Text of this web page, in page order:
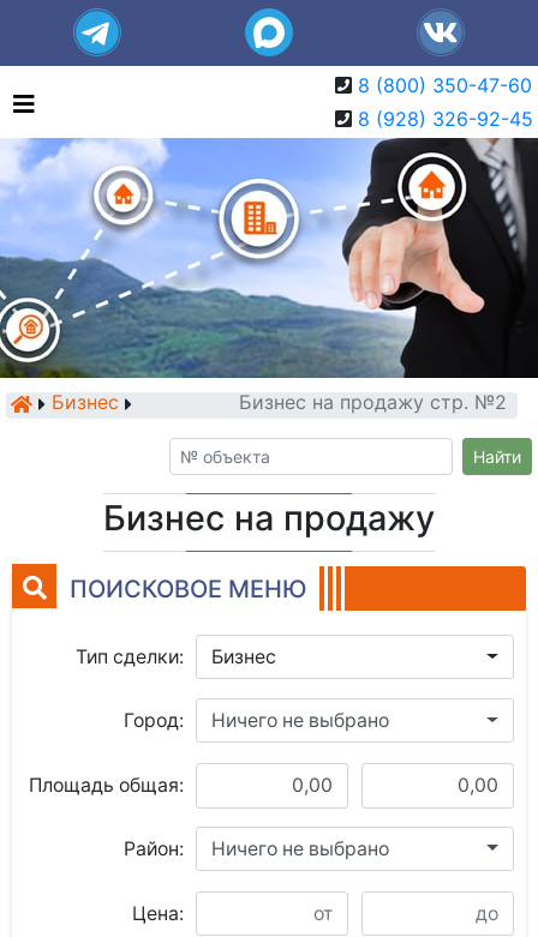
8 (800) 350-47-60
8 (928) 326-92-45
Бизнес Бизнес на продажу стр. №2
Найти
Бизнес на продажу
ПОИСКОВОЕ МЕНЮ
Тип сделки: Бизнес
Город: Ничего не выбрано
Площадь общая:
Район: Ничего не выбрано
Цена: